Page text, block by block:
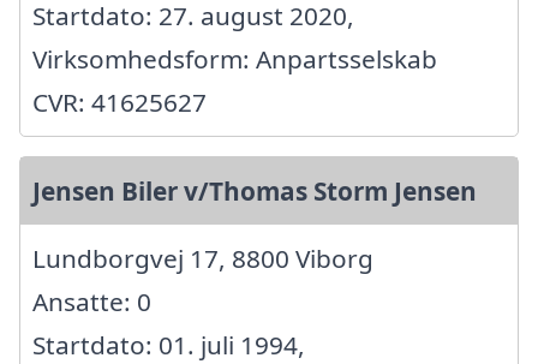
Startdato: 27. august 2020,
Virksomhedsform: Anpartsselskab
CVR: 41625627
Jensen Biler v/Thomas Storm Jensen
Lundborgvej 17, 8800 Viborg
Ansatte: 0
Startdato: 01. juli 1994,